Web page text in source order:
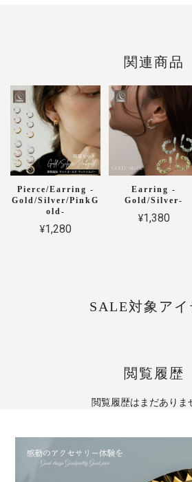
関連商品
Pierce/Earring -
Gold/Silver/PinkG
old-
¥1,280
Earring -
Gold/Silver-
¥1,380
SALE対象アイ
閲覧履歴
閲覧履歴はまだありま